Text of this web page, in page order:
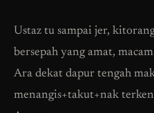
Ustaz tu sampai jer,
bersepah yang amat,
Ara dekat dapur tengah
menangis+takut+nak